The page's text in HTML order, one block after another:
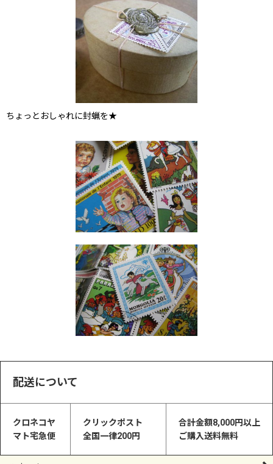
ちょっとおしゃれに封蝋を★
配送について
クロネコヤ
マト宅急便
クリックポスト
全国一律200円
合計金額8,000円以上
ご購入送料無料